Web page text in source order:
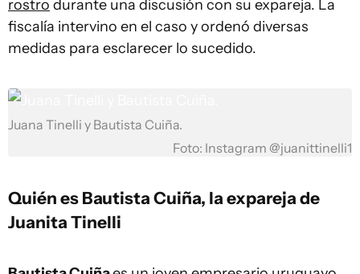
rostro durante una discusión con su expareja. La
fiscalía intervino en el caso y ordenó diversas
medidas para esclarecer lo sucedido.
Juana Tinelli y Bautista Cuiña.
Foto: Instagram @juanittinelli1
Quién es Bautista Cuiña, la expareja de
Juanita Tinelli